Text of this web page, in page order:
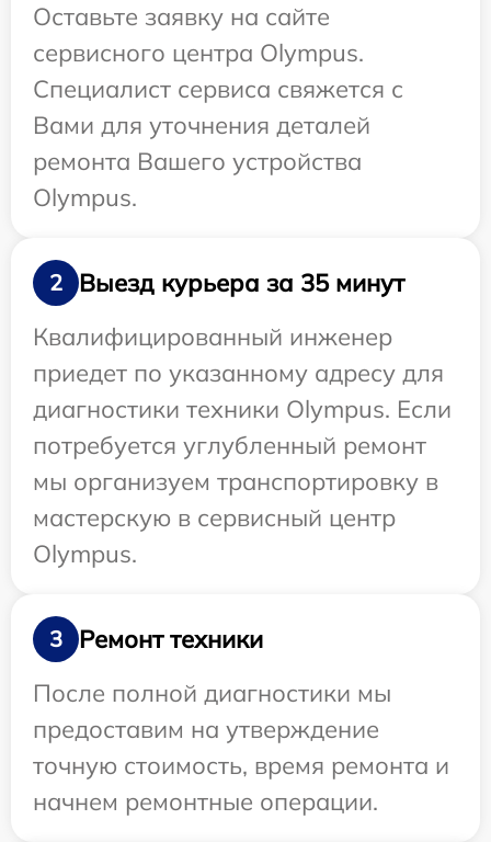
Оставьте заявку на сайте
сервисного центра Olympus.
Специалист сервиса свяжется с
Вами для уточнения деталей
ремонта Вашего устройства
Olympus.
2
Выезд курьера за 35 минут
Квалифицированный инженер
приедет по указанному адресу для
диагностики техники Olympus. Если
потребуется углубленный ремонт
мы организуем транспортировку в
мастерскую в сервисный центр
Olympus.
3
Ремонт техники
После полной диагностики мы
предоставим на утверждение
точную стоимость, время ремонта и
начнем ремонтные операции.